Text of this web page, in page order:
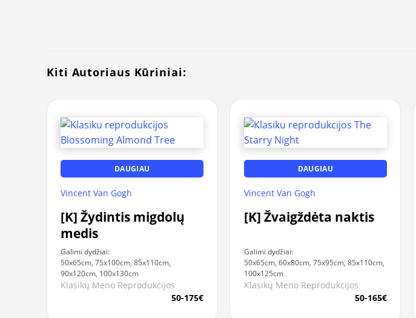
Kiti Autoriaus Kūriniai:
DAUGIAU
Vincent Van Gogh
[K] Žydintis migdolų
medis
Galimi dydžiai:
50x65cm, 75x100cm, 85x110cm,
90x120cm, 100x130cm
Klasikų Meno Reprodukcijos
50-175€
DAUGIAU
Vincent Van Gogh
[K] Žvaigždėta naktis
Galimi dydžiai:
50x65cm, 60x80cm, 75x95cm, 85x110cm,
100x125cm
Klasikų Meno Reprodukcijos
50-165€